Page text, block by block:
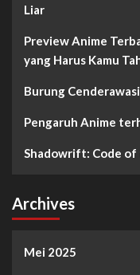
Liar
Preview Anime
yang Harus Kamu
Burung
Pengaruh Anime
Shadowrift: Code of
Archives
Mei 2025